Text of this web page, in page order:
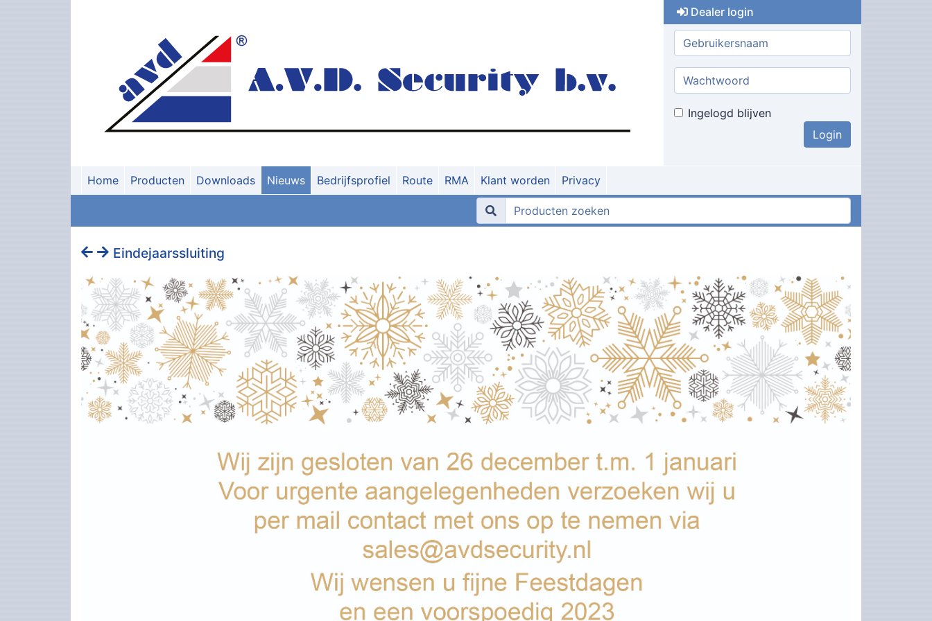
Dealer login
Gebruikersnaam:
Wachtwoord:
Ingelogd blijven
Home Producten Downloads Nieuws Bedrijfsprofiel Route RMA Klant worden Privacy
Eindejaarssluiting